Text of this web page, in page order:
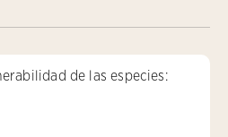
de las especies: